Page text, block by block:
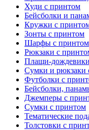
Худи с принтом
Бейсболки и
Кружки с
Зонты с принтом
Шарфы с принтом
Рюкзаки с
Плащи-
Сумки и рюкзаки
Футболки с
Бейсболки,
Джемперы с
Сумки с принтом
Тематические
Толстовки с